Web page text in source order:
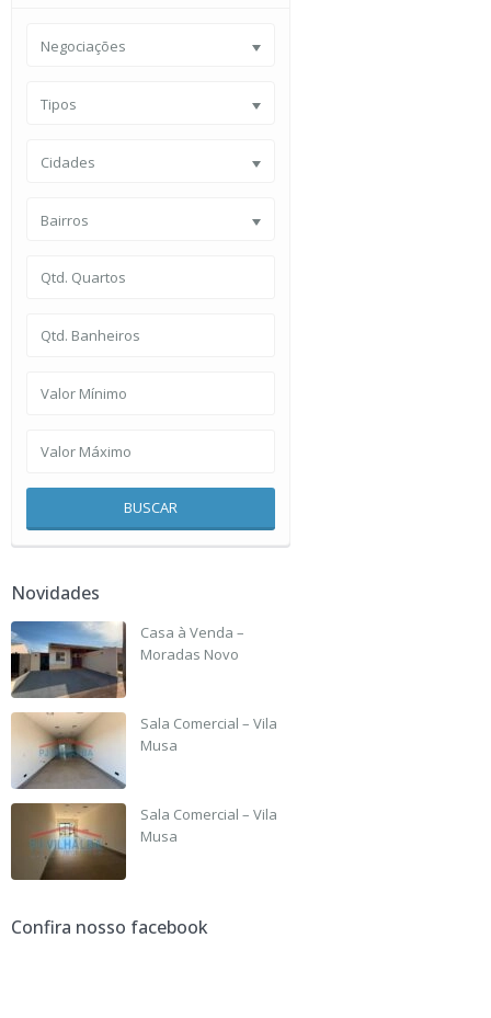
Negociações
Tipos
Cidades
Bairros
BUSCAR
Novidades
Casa à Venda –
Moradas Novo
Sala Comercial – Vila
Musa
Sala Comercial – Vila
Musa
Confira nosso facebook